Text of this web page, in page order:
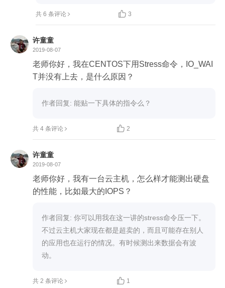
共 6 条评论  3
许童童
2019-08-07
老师你好，我在CENTOS下用Stress命令，IO_WAI
T并没有上去，是什么原因？
作者回复: 能贴一下具体的指令么？
共 4 条评论  2
许童童
2019-08-07
老师你好，我有一台云主机，怎么样才能测出硬盘
的性能，比如最大的IOPS？
作者回复: 你可以用我在这一讲的stress命令压一下。
不过云主机大家现在都是超卖的，而且可能存在别人
的应用也在运行的情况。有时候测出来数据会有波
动。
共 2 条评论  1